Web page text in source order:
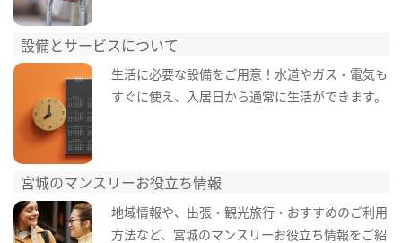
設備とサービスについて
生活に必要な設備をご用意！水道やガス・電気も
すぐに使え、入居日から通常に生活ができます。
宮城のマンスリーお役立ち情報
地域情報や、出張・観光旅行・おすすめのご利用
方法など、宮城のマンスリーお役立ち情報をご紹